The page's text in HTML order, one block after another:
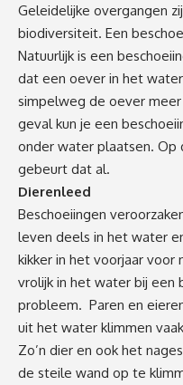
Geleidelijke overgangen
biodiversiteit. Een
Natuurlijk is een
dat een oever in het
simpelweg de oever
geval kun je een
onder water plaatsen. Op
gebeurt dat al.
Dierenleed
Beschoeiingen
leven deels in het water
kikker in het voorjaar voor
vrolijk in het water bij een
probleem. Paren en
uit het water klimmen
Zo’n dier en ook het
de steile wand op te